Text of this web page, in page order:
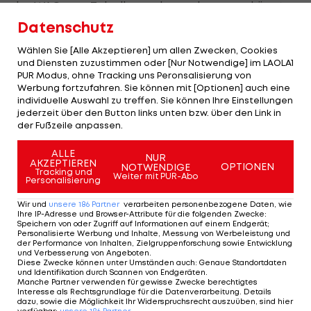
der WAC vom Tabellenende wegkommen könnte.
Nur ein Punkt fehlt auf Ried, auf das
Einen Marschplan bis für die verbleibenden Spiele
2015 hat Kühbauer nicht. "Natürlich hätte ich da
am liebsten 18 Punkte. Aber ich bin kein Prophet,
wenn ich sage, dass wir auch zu Weihnachten eher
weiter unten in der Tabelle sein werden."
Mattersburg hat mit dem Abstieg derzeit nichts
zu tun. Als Fünfter liegt das Team vonIvica Vastic
gleichauf mit dem Vierten Admira nur drei Zähler
hinter Rapid. Vor drei Wochen war die
Auswärtsaufgabe gegen die Rieder eine ähnliche
und wurde mit einem 1:0-Sieg bewältigt.
Überhaupt waren die Mattersburger auswärts in
Datenschutz
Wählen Sie [Alle Akzeptieren] um allen Zwecken, Cookies
und Diensten zuzustimmen oder [Nur Notwendige] im LAOLA1
PUR Modus, ohne Tracking uns Peronsalisierung von
Werbung fortzufahren. Sie können mit [Optionen] auch eine
individuelle Auswahl zu treffen. Sie können Ihre Einstellungen
jederzeit über den Button links unten bzw. über den Link in
der Fußzeile anpassen.
ALLE
AKZEPTIEREN
Tracking und
Personalisierung
NUR
NOTWENDIGE
Weiter mit PUR-Abo
OPTIONEN
Wir und unsere 186 Partner verarbeiten personenbezogene Daten, wie
Ihre IP-Adresse und Browser-Attribute für die folgenden Zwecke:
Speichern von oder Zugriff auf Informationen auf einem Endgerät;
Personalisierte Werbung und Inhalte, Messung von Werbeleistung und
der Performance von Inhalten, Zielgruppenforschung sowie Entwicklung
und Verbesserung von Angeboten
Diese Zwecke können unter Umständen auch: Genaue Standortdaten
und Identifikation durch Scannen von Endgeräten
Manche Partner verwenden für gewisse Zwecke berechtigtes
Interesse als Rechtsgrundlage für die Datenverarbeitung. Details
dazu, sowie die Möglichkeit Ihr Widerspruchsrecht auszuüben, sind hier